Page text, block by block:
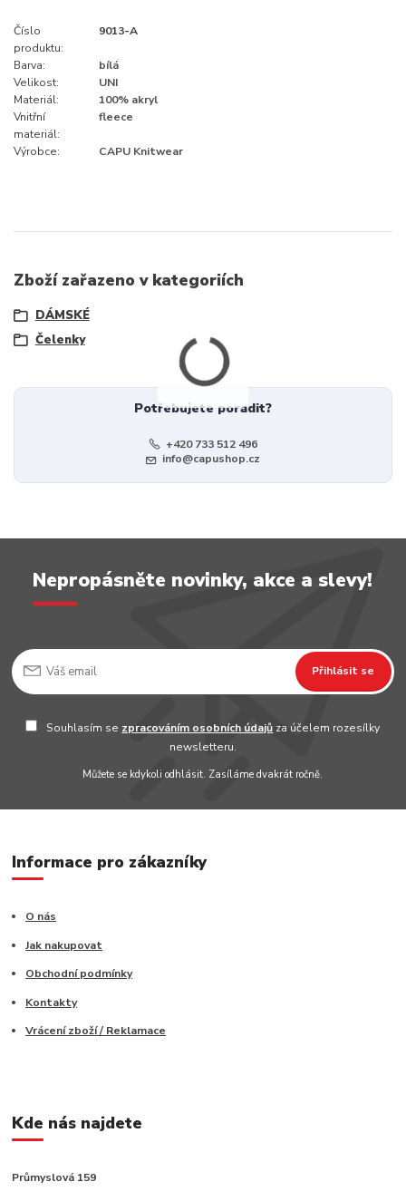
Číslo
produktu:
9013-A
Barva:
bílá
Velikost:
UNI
Materiál:
100% akryl
Vnitřní
materiál:
fleece
Výrobce: CAPU Knitwear
Zboží zařazeno v kategoriích
DÁMSKÉ
Čelenky
Potřebujete poradit?
+420 733 512 496
info@capushop.cz
Nepropásněte novinky, akce a slevy!
Přihlásit se
Souhlasím se zpracováním osobních údajů za účelem rozesílky
newsletteru.
Můžete se kdykoli odhlásit. Zasíláme dvakrát ročně.
Informace pro zákazníky
O nás
Jak nakupovat
Obchodní podmínky
Kontakty
Vrácení zboží / Reklamace
Kde nás najdete
Průmyslová 159